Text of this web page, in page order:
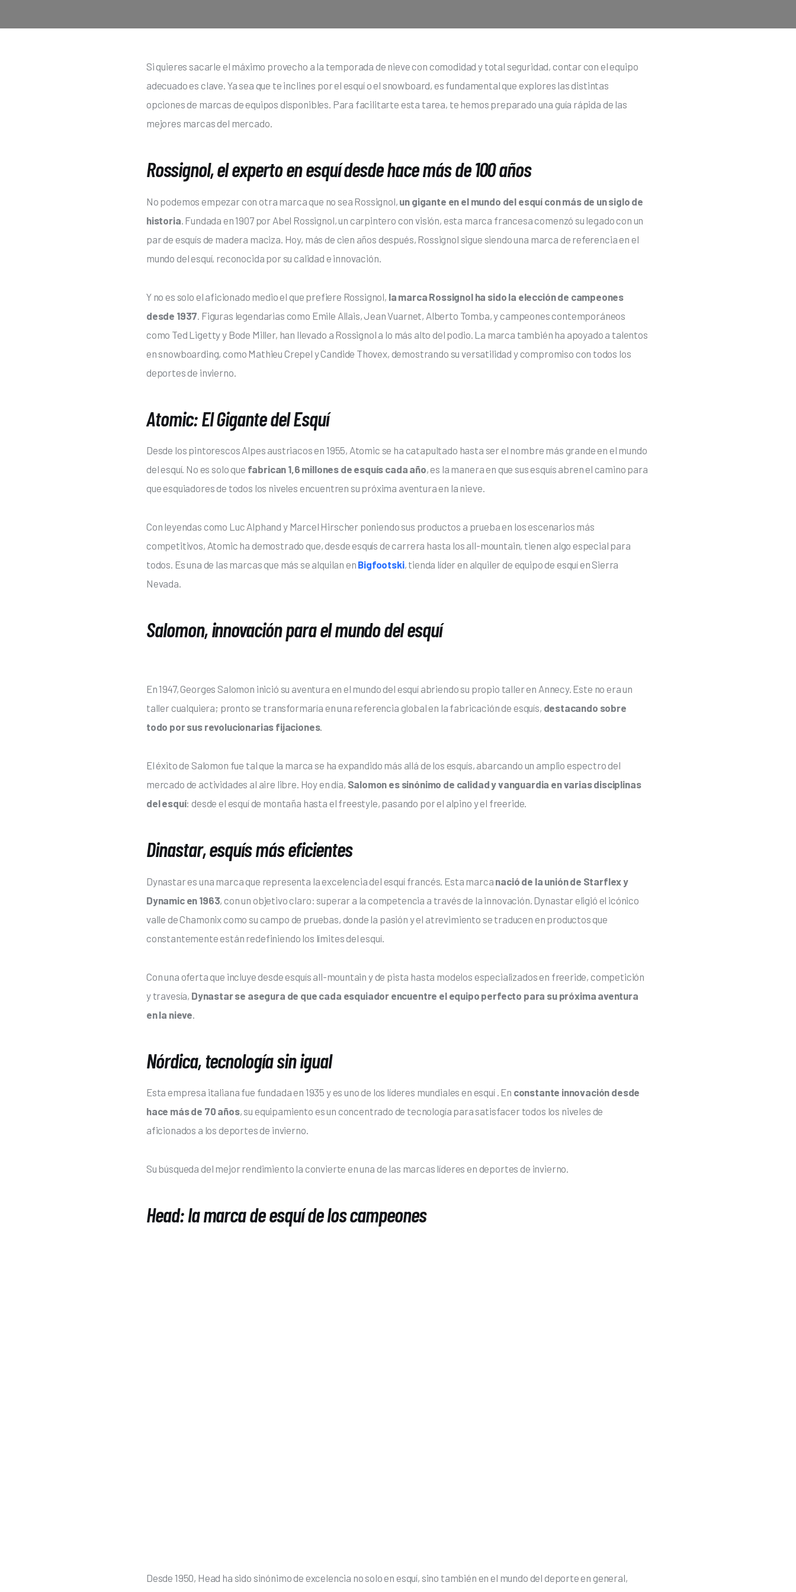
Si quieres sacarle el máximo provecho a la temporada de nieve con comodidad y total seguridad, contar con el equipo
adecuado es clave. Ya sea que te inclines por el esquí o el snowboard, es fundamental que explores las distintas
opciones de marcas de equipos disponibles. Para facilitarte esta tarea, te hemos preparado una guía rápida de las
mejores marcas del mercado.
Rossignol, el experto en esquí desde hace más de 100 años
No podemos empezar con otra marca que no sea Rossignol, un gigante en el mundo del esquí con más de un siglo de
historia . Fundada en 1907 por Abel Rossignol, un carpintero con visión, esta marca francesa comenzó su legado con un
par de esquís de madera maciza. Hoy, más de cien años después, Rossignol sigue siendo una marca de referencia en el
mundo del esquí, reconocida por su calidad e innovación.
Y no es solo el aficionado medio el que prefiere Rossignol, la marca Rossignol ha sido la elección de campeones
desde 1937 . Figuras legendarias como Emile Allais, Jean Vuarnet, Alberto Tomba, y campeones contemporáneos
como Ted Ligetty y Bode Miller, han llevado a Rossignol a lo más alto del podio. La marca también ha apoyado a talentos
en snowboarding, como Mathieu Crepel y Candide Thovex, demostrando su versatilidad y compromiso con todos los
deportes de invierno.
Atomic: El Gigante del Esquí
Desde los pintorescos Alpes austriacos en 1955, Atomic se ha catapultado hasta ser el nombre más grande en el mundo
del esquí. No es solo que fabrican 1,6 millones de esquís cada año, es la manera en que sus esquís abren el camino para
que esquiadores de todos los niveles encuentren su próxima aventura en la nieve.
Con leyendas como Luc Alphand y Marcel Hirscher poniendo sus productos a prueba en los escenarios más
competitivos, Atomic ha demostrado que, desde esquís de carrera hasta los all-mountain, tienen algo especial para
todos. Es una de las marcas que más se alquilan en Bigfootski, tienda líder en alquiler de equipo de esquí en Sierra
Nevada.
Salomon, innovación para el mundo del esquí
En 1947, Georges Salomon inició su aventura en el mundo del esquí abriendo su propio taller en Annecy. Este no era un
taller cualquiera; pronto se transformaría en una referencia global en la fabricación de esquís, destacando sobre
todo por sus revolucionarias fijaciones.
El éxito de Salomon fue tal que la marca se ha expandido más allá de los esquís, abarcando un amplio espectro del
mercado de actividades al aire libre. Hoy en día, Salomon es sinónimo de calidad y vanguardia en varias disciplinas
del esquí: desde el esquí de montaña hasta el freestyle, pasando por el alpino y el freeride.
Dinastar, esquís más eficientes
Dynastar es una marca que representa la excelencia del esquí francés. Esta marca nació de la unión de Starflex y
Dynamic en 1963, con un objetivo claro: superar a la competencia a través de la innovación. Dynastar eligió el icónico
valle de Chamonix como su campo de pruebas, donde la pasión y el atrevimiento se traducen en productos que
constantemente están redefiniendo los límites del esquí.
Con una oferta que incluye desde esquís all-mountain y de pista hasta modelos especializados en freeride, competición
y travesía, Dynastar se asegura de que cada esquiador encuentre el equipo perfecto para su próxima aventura
en la nieve
Nórdica, tecnología sin igual
Esta empresa italiana fue fundada en 1935 y es uno de los líderes mundiales en esquí . En constante innovación desde
hace más de 70 años, su equipamiento es un concentrado de tecnología para satisfacer todos los niveles de
aficionados a los deportes de invierno.
Su búsqueda del mejor rendimiento la convierte en una de las marcas líderes en deportes de invierno.
Head: la marca de esquí de los campeones
Desde 1950, Head ha sido sinónimo de excelencia no solo en esquí, sino también en el mundo del deporte en general,